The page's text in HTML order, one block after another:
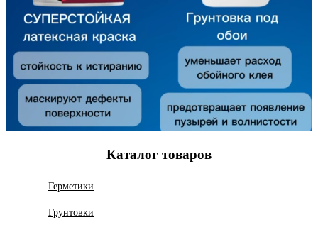
Каталог товаров
Герметики
Грунтовки